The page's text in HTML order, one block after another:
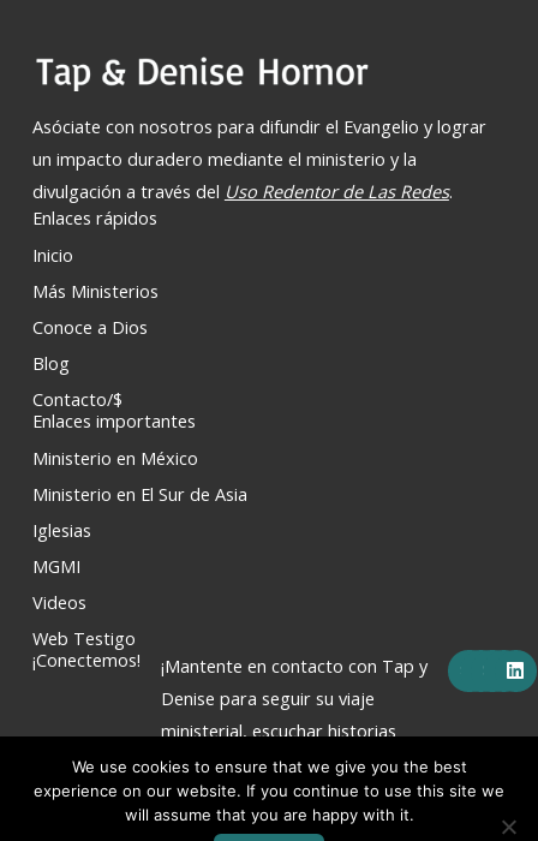
Asóciate con nosotros para difundir el Evangelio y lograr
un impacto duradero mediante el ministerio y la
divulgación a través del Uso Redentor de Las Redes.
Enlaces rápidos
Inicio
Más Ministerios
Conoce a Dios
Blog
Contacto/$
Enlaces importantes
Ministerio en México
Ministerio en El Sur de Asia
Iglesias
MGMI
Videos
Web Testigo
¡Conectemos!
¡Mantente en contacto con Tap y
Denise para seguir su viaje
ministerial, escuchar historias
inspiradoras y apoyar su labor
misionera!
F
c
b
k
X
-
t
i
e
Y
u
u
I
n
s
a
a
L
i
n
e
We use cookies to ensure that we give you the best
experience on our website. If you continue to use this site we
will assume that you are happy with it.